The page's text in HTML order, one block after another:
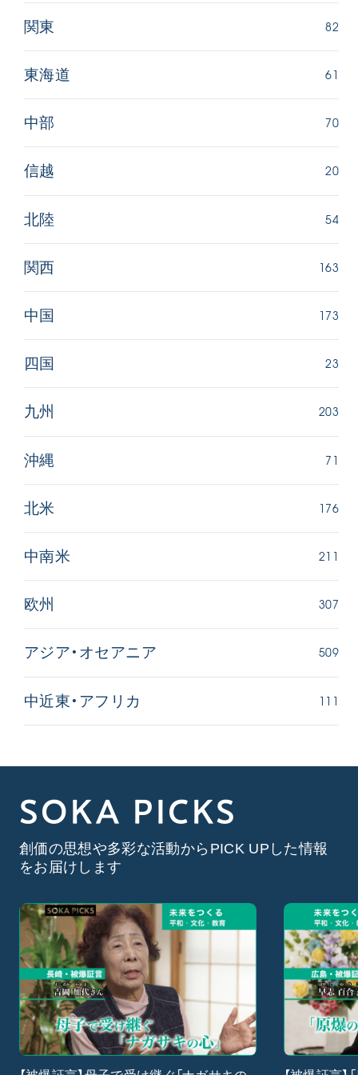
関東 82
東海道 61
中部 70
信越 20
北陸 54
関西 163
中国 173
四国 23
九州 203
沖縄 71
北米 176
中南米 211
欧州 307
アジア・オセアニア 509
中近東・アフリカ 111
SOKA PICKS
創価の思想や多彩な活動からPICK UPした情報
をお届けします